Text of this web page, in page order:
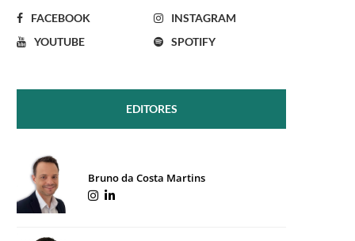
FACEBOOK
INSTAGRAM
YOUTUBE
SPOTIFY
EDITORES
Bruno da Costa Martins